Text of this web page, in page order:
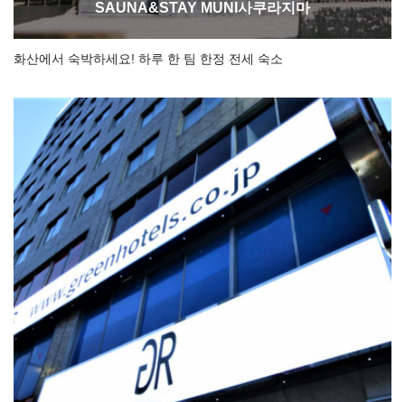
SAUNA&STAY MUNI사쿠라지마
화산에서 숙박하세요! 하루 한 팀 한정 전세 숙소